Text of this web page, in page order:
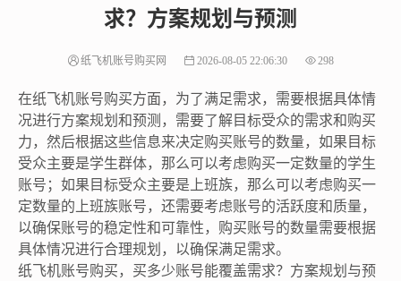
求？方案规划与预测
纸飞机账号购买网 2026-08-05 22:06:30 298
在纸飞机账号购买方面，为了满足需求，需要根据具体情
况进行方案规划和预测，需要了解目标受众的需求和购买
力，然后根据这些信息来决定购买账号的数量，如果目标
受众主要是学生群体，那么可以考虑购买一定数量的学生
账号；如果目标受众主要是上班族，那么可以考虑购买一
定数量的上班族账号，还需要考虑账号的活跃度和质量，
以确保账号的稳定性和可靠性，购买账号的数量需要根据
具体情况进行合理规划，以确保满足需求。
纸飞机账号购买，买多少账号能覆盖需求？方案规划与预